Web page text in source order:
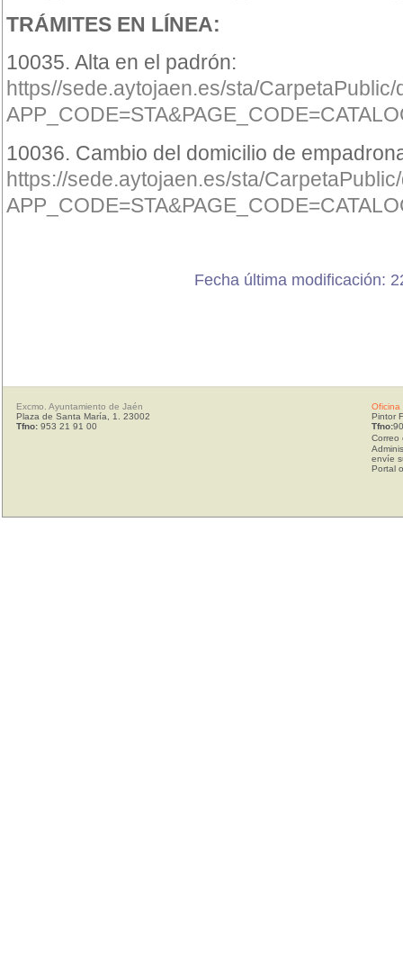
TRÁMITES EN LÍNEA:
10035. Alta en el padrón:
https//sede.aytojaen.es/sta/CarpetaPublic/
10036. Cambio del domicilio de
https://sede.aytojaen.es/sta/
Fecha última modificación:
Excmo. Ayuntamiento de Jaén
Plaza de Santa María, 1. 23002
Tfno: 953 21 91 00
Oficina
Pintor
Tfno:
Correo
envíe
Portal